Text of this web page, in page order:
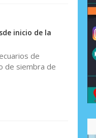
inicio de la
de
de siembra de